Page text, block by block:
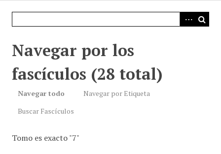
Navegar por los
fascículos (28 total)
Navegar todo
Navegar por Etiqueta
Buscar Fascículos
Tomo es exacto "7"